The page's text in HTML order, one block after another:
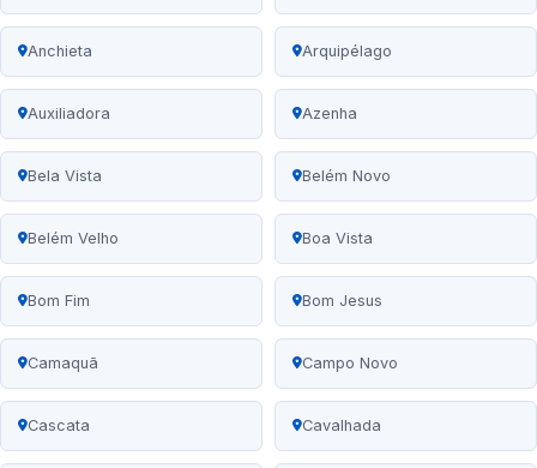
Anchieta Arquipélago
Auxiliadora Azenha
Bela Vista Belém Novo
Belém Velho Boa Vista
Bom Fim Bom Jesus
Camaquã Campo Novo
Cascata Cavalhada